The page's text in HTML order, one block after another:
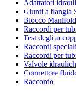
Adattatori
Giunti a flangia
Blocco Manifold
Raccordi per tubi
Test degli
Raccordi speciali
Raccordi per tubi
Valvole
Connettore
Raccordo